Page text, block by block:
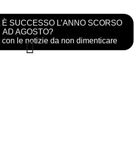
SUCCESSO L’ANNO SCORSO
AD AGOSTO?
le notizie da non dimenticare